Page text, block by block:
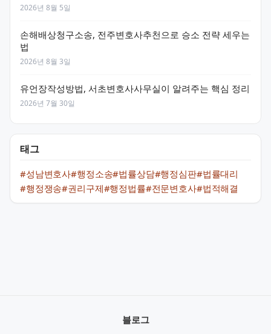
2026년 8월 5일
손해배상청구소송, 전주변호사추천으로 승소 전략 세우는
법
2026년 8월 3일
유언장작성방법, 서초변호사사무실이 알려주는 핵심 정리
2026년 7월 30일
태그
#성남변호사#행정소송#법률상담#행정심판#법률대리
#행정쟁송#권리구제#행정법률#전문변호사#법적해결
블로그